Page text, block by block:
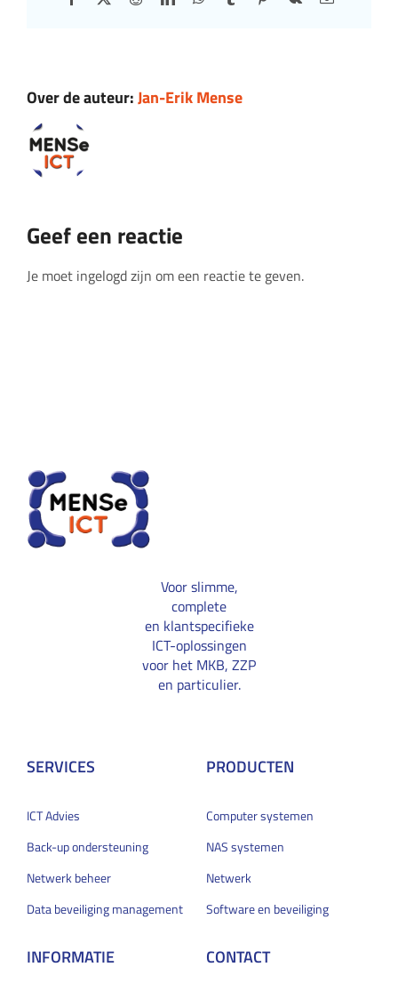
Over de auteur:Jan-Erik Mense
Geef een reactie
Je moet ingelogd zijn om een reactie te geven.
Voor slimme,
complete
en klantspecifieke
ICT-oplossingen
voor het MKB, ZZP
en particulier.
SERVICES
ICT Advies
Back-up ondersteuning
Netwerk beheer
Data beveiliging management
PRODUCTEN
Computer systemen
NAS systemen
Netwerk
Software en beveiliging
INFORMATIE CONTACT